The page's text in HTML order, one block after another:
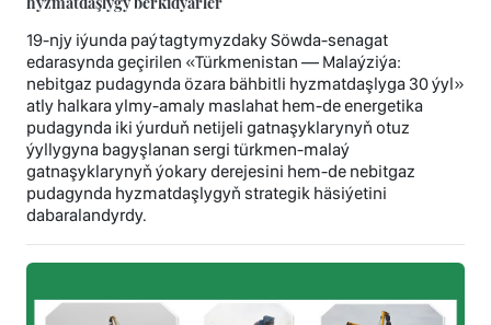
19-njy iýunda paýtagtymyzdaky Söwda-senagat
edarasynda geçirilen «Türkmenistan — Malaýziýa:
nebitgaz pudagynda özara bähbitli hyzmatdaşlyga 30 ýyl»
atly halkara ylmy-amaly maslahat hem-de energetika
pudagynda iki ýurduň netijeli gatnaşyklarynyň otuz
ýyllygyna bagyşlanan sergi türkmen-malaý
gatnaşyklarynyň ýokary derejesini hem-de nebitgaz
pudagynda hyzmatdaşlygyň strategik häsiýetini
dabaralandyrdy.